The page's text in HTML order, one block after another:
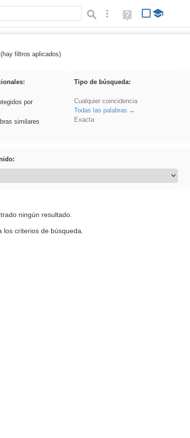
Búsqueda avanzada
Ayuda
(en
de: ies_galileo_galilei
filtros aplicados)
por
similares
Tipo de búsqueda:
Cualquier coincidencia
Todas las palabras
Exacta
ningún resultado.
los criterios de búsqueda.